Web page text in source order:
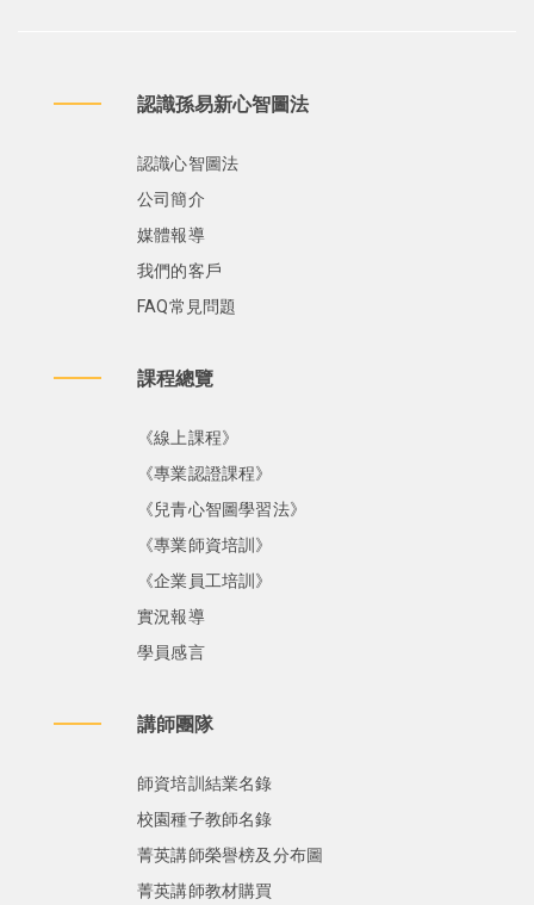
認識孫易新心智圖法
認識心智圖法
公司簡介
媒體報導
我們的客戶
FAQ常見問題
課程總覽
《線上課程》
《專業認證課程》
《兒青心智圖學習法》
《專業師資培訓》
《企業員工培訓》
實況報導
學員感言
講師團隊
師資培訓結業名錄
校園種子教師名錄
菁英講師榮譽榜及分布圖
菁英講師教材購買